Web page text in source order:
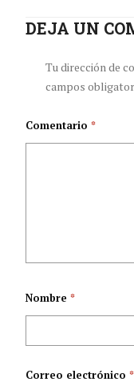
Hominem
DEJA UN
Tu dirección de
campos
Comentario*
Nombre*
Correo electrónico*